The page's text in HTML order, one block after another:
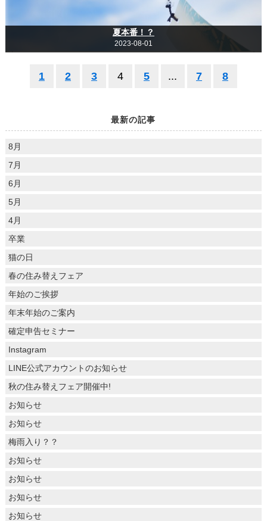
夏本番！？
2023-08-01
1 2 3 4 5 ... 7 8
最新の記事
8月
7月
6月
5月
4月
卒業
猫の日
春の住み替えフェア
年始のご挨拶
年末年始のご案内
確定申告セミナー
Instagram
LINE公式アカウントのお知らせ
秋の住み替えフェア開催中!
お知らせ
お知らせ
梅雨入り？？
お知らせ
お知らせ
お知らせ
お知らせ